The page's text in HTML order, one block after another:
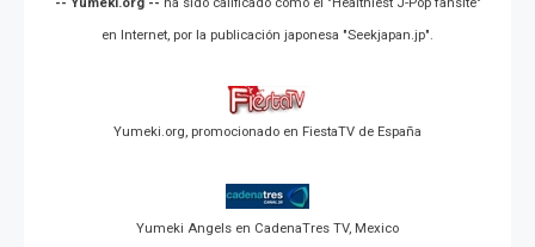
en Internet, por la publicación japonesa "Seekjapan.jp".
Yumeki.org, promocionado en FiestaTV de España
Yumeki Angels en CadenaTres TV, Mexico